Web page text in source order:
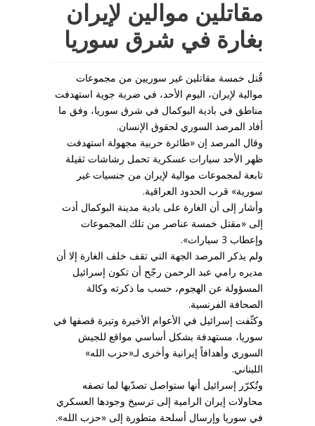
مقاتلين موالين لإيران
بغارة في شرق سوريا
قُتل خمسة مقاتلين غير سوريين من مجموعات
موالية لإيران، اليوم الأحد، في ضربة جوية استهدفت
مناطق في بادية البوكمال في شرق سوريا، وفق ما
أفاد المرصد السوري لحقوق الإنسان.
وقال المرصد إن «طائرة حربية مجهولة استهدفت
ظهر الأحد سيارات عسكرية تحمل رشاشات ثقيلة
تابعة لمجموعات موالية لإيران من جنسيات غير
سورية» قرب الحدود العراقية.
وأشار إلى أن الغارة على بادية مدينة البوكمال أدت
إلى «مقتل خمسة عناصر من تلك المجموعات
وإعطاب 3 سيارات».
ولم يذكر المرصد الجهة التي تقف خلف الغارة إلا أن
مديره رامي عبد الرحمن رجّح أن تكون إسرائيل
المسؤولة عن الهجوم، حسب ما ذكرته وكالة
الصحافة الفرنسية.
وكثّفت إسرائيل في الأعوام الأخيرة وتيرة قصفها في
سوريا، مستهدفة بشكل أساسي مواقع للجيش
السوري وأهدافاً إيرانية وأخرى لـ«حزب الله»
اللبناني.
وتُكرّر إسرائيل أنها ستواصل تصدّيها لما تصفه
محاولات إيران الرامية إلى ترسيخ وجودها العسكري
في سوريا وإرسال أسلحة متطورة إلى «حزب الله».